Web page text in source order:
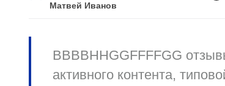
Матвей Иванов
BBBBHHGGFFFFGG
активного контента,